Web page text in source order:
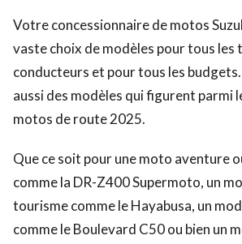
Votre concessionnaire de motos
vaste choix de modèles pour tous les
conducteurs et pour tous les
aussi des modèles qui figurent parmi
motos de route 2025.
Que ce soit pour une moto aventure
comme la DR-Z400 Supermoto, un
tourisme comme le Hayabusa, un
comme le Boulevard C50 ou bien un